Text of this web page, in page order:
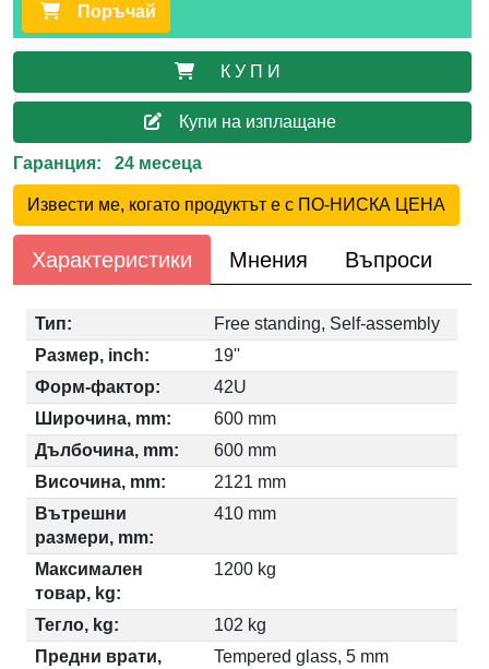
Поръчай
К У П И
Купи на изплащане
Гаранция: 24 месеца
Извести ме, когато продуктът е с ПО-НИСКА ЦЕНА
Характеристики Мнения Въпроси
Тип:
Free standing, Self-assembly
Размер, inch:
19''
Форм-фактор:
42U
Широчина, mm:
600 mm
Дълбочина, mm:
600 mm
Височина, mm:
2121 mm
Вътрешни
размери, mm:
410 mm
Максимален
товар, kg:
1200 kg
Тегло, kg:
102 kg
Предни врати,
Tempered glass, 5 mm